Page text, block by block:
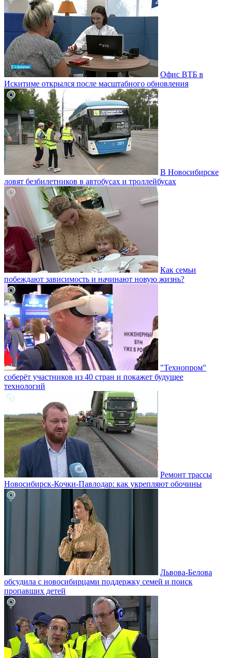
Офис ВТБ в
Искитиме открылся после масштабного обновления
В Новосибирске
ловят безбилетников в автобусах и троллейбусах
Как семьи
побеждают зависимость и начинают новую жизнь?
"Технопром"
соберёт участников из 40 стран и покажет будущее
технологий
Ремонт трассы
Новосибирск-Кочки-Павлодар: как укрепляют обочины
Львова-Белова
обсудила с новосибирцами поддержку семей и поиск
пропавших детей